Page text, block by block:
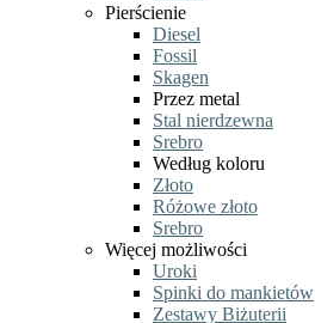
Pierścienie
Diesel
Fossil
Skagen
Przez metal
Stal nierdzewna
Srebro
Według koloru
Złoto
Różowe złoto
Srebro
Więcej możliwości
Uroki
Spinki do mankietów
Zestawy Biżuterii